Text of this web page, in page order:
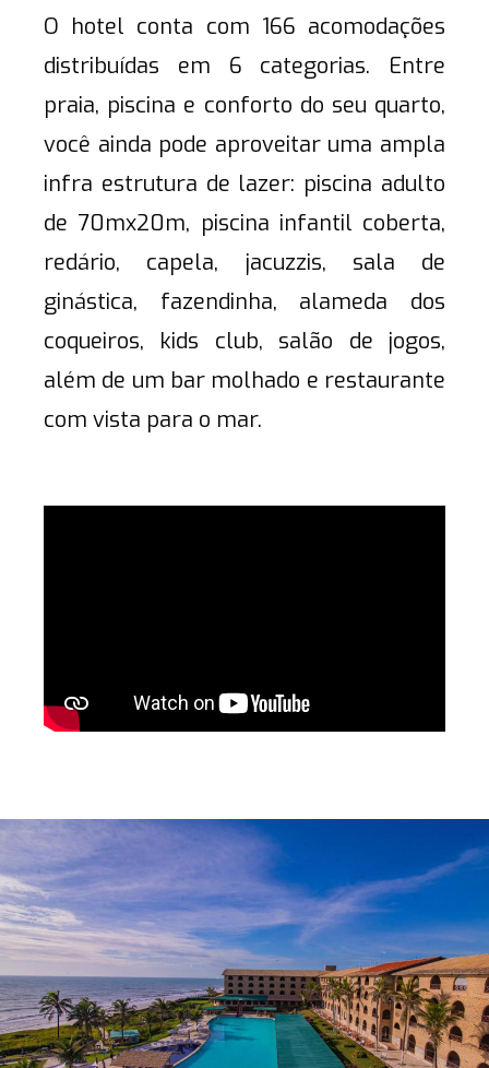
O hotel conta com 166 acomodações
distribuídas em 6 categorias. Entre
praia, piscina e conforto do seu quarto,
você ainda pode aproveitar uma ampla
infra estrutura de lazer: piscina adulto
de 70mx20m, piscina infantil coberta,
redário, capela, jacuzzis, sala de
ginástica, fazendinha, alameda dos
coqueiros, kids club, salão de jogos,
além de um bar molhado e restaurante
com vista para o mar.